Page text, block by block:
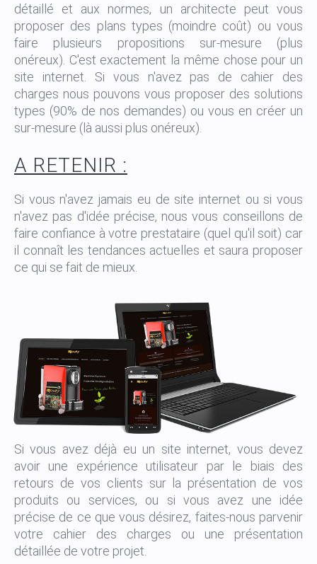
détaillé et aux normes, un architecte peut vous
proposer des plans types (moindre coût) ou vous
faire plusieurs propositions sur-mesure (plus
onéreux). C'est exactement la même chose pour un
site internet. Si vous n'avez pas de cahier des
charges nous pouvons vous proposer des solutions
types (90% de nos demandes) ou vous en créer un
sur-mesure (là aussi plus onéreux).
A RETENIR :
Si vous n'avez jamais eu de site internet ou si vous
n'avez pas d'idée précise, nous vous conseillons de
faire confiance à votre prestataire (quel qu'il soit) car
il connaît les tendances actuelles et saura proposer
ce qui se fait de mieux.
Si vous avez déjà eu un site internet, vous devez
avoir une expérience utilisateur par le biais des
retours de vos clients sur la présentation de vos
produits ou services, ou si vous avez une idée
précise de ce que vous désirez, faites-nous parvenir
votre cahier des charges ou une présentation
détaillée de votre projet.